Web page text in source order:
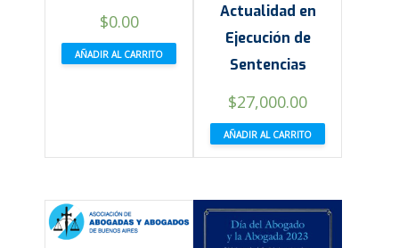
$0.00
AÑADIR AL CARRITO
Actualidad en
Ejecución de
Sentencias
El
precio
original
$33,000.00.
$27,000.00El
precio
actual
$27,000.00.
AÑADIR AL CARRITO